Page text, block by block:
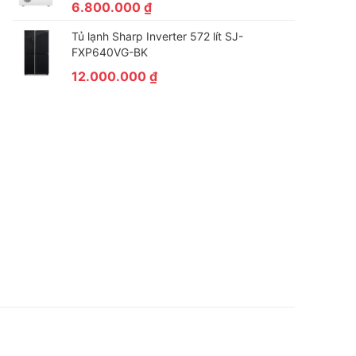
6.800.000₫
Tủ lạnh Sharp Inverter 572 lít SJ-
FXP640VG-BK
12.000.000₫